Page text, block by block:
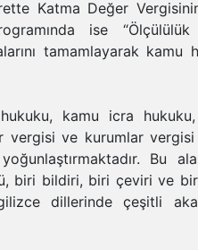
Katma Değer Vergisinin
ise
tamamlayarak kamu
kamu icra
vergisi ve kurumlar
Bu
biri bildiri, biri çeviri ve bir
dillerinde çeşitli